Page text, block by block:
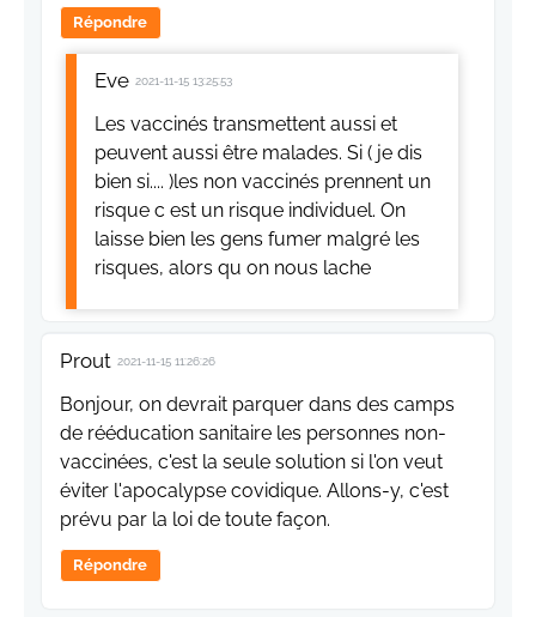
Répondre
Eve 2021-11-15 13:25:53
Les vaccinés transmettent aussi et
peuvent aussi être malades. Si ( je dis
bien si.... )les non vaccinés prennent un
risque c est un risque individuel. On
laisse bien les gens fumer malgré les
risques, alors qu on nous lache
Prout 2021-11-15 11:26:26
Bonjour, on devrait parquer dans des camps
de rééducation sanitaire les personnes non-
vaccinées, c'est la seule solution si l'on veut
éviter l'apocalypse covidique. Allons-y, c'est
prévu par la loi de toute façon.
Répondre